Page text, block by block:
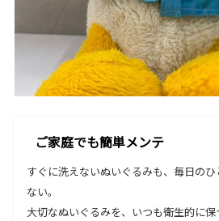
ご家庭でも簡単メンテ
すぐに洗えないぬいぐるみも、毎日の
ない。
大切なぬいぐるみを、いつも衛生的に